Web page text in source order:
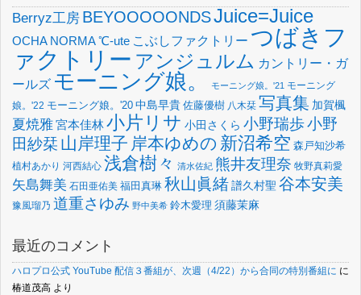
Berryz工房 BEYOOOOONDSJuice=Juice
OCHA NORMA℃-ute こぶしファクトリー つばきフ
ァクトリー アンジュルム カントリー・ガ
ールズ モーニング娘。 モーニング娘。'21 モーニング
娘。'22 モーニング娘。'20 中島早貴 佐藤優樹 八木栞 写真集 加賀楓
夏焼雅宮本佳林小片リサ 小田さくら 小野瑞歩小野
田紗栞 山岸理子 岸本ゆめの 新沼希空 森戸知沙希
植村あかり 河西結心 浅倉樹々 清水佐紀 熊井友理奈 牧野真莉愛
矢島舞美 石田亜佑美 福田真琳 秋山眞緒譜久村聖 谷本安美
豫風瑠乃 道重さゆみ 野中美希 鈴木愛理 須藤茉麻
最近のコメント
ハロプロ公式 YouTube 配信３番組が、次週（4/22）から合同の特別番組に に
椿道茂高 より